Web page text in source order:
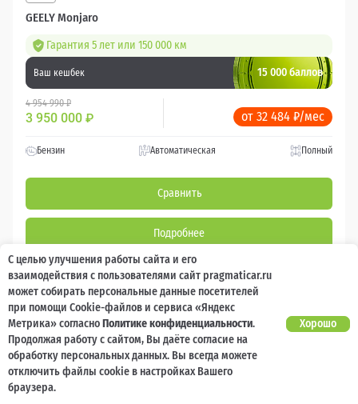
GEELY Monjaro
Гарантия 5 лет или 150 000 км
Ваш кешбек 15 000 баллов
4 954 990 ₽
3 950 000 ₽ от 32 484 ₽/мес
Бензин Автоматическая Полный
Сравнить
Подробнее
Перезвоним за минуту
С целью улучшения работы сайта и его
взаимодействия с пользователями сайт pragmaticar.ru
может собирать персональные данные посетителей
при помощи Cookie-файлов и сервиса «Яндекс
Метрика» согласноПолитике конфиденциальности.
Продолжая работу с сайтом, Вы даёте согласие на
обработку персональных данных. Вы всегда можете
отключить файлы cookie в настройках Вашего
браузера.
Хорошо